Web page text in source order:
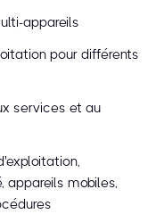
appareils
pour différents
services et au
appareils mobiles,